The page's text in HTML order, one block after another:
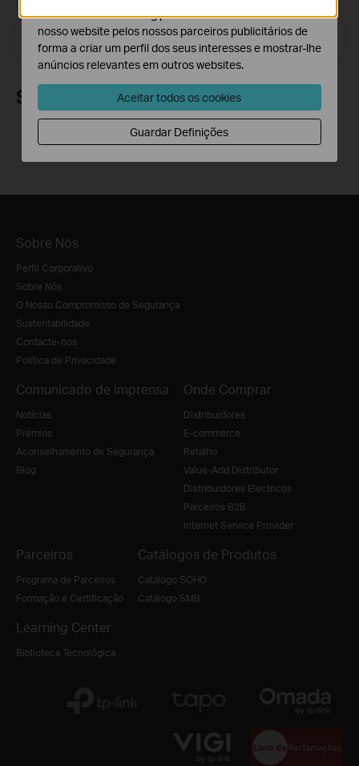
Email Address Inscreva-se
Siga-nos
Sobre Nós
Perfil Corporativo
Sobre Nós
O Nosso Compromisso de Segurança
Sustentabilidade
Contacte-nos
Política de Privacidade
Comunicado de imprensa
Notícias
Prémios
Aconselhamento de Segurança
Blog
Onde Comprar
Distribuidores
E-commerce
Retalho
Value-Add Distributor
Distribuidores Electricos
Parceiros B2B
Internet Service Provider
Parceiros
Programa de Parceiros
Formação e Certificação
Catálogos de Produtos
Catálogo SOHO
Catálogo SMB
Learning Center
Biblioteca Tecnológica
O cookies de marketing podem ser definidos através do
nosso website pelos nossos parceiros publicitários de
forma a criar um perfil dos seus interesses e mostrar-lhe
anúncios relevantes em outros websites.
Aceitar todos os cookies
Guardar Definições